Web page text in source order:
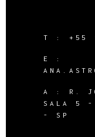
T : +55
E :
A :
R.
SALA 5 -
- SP